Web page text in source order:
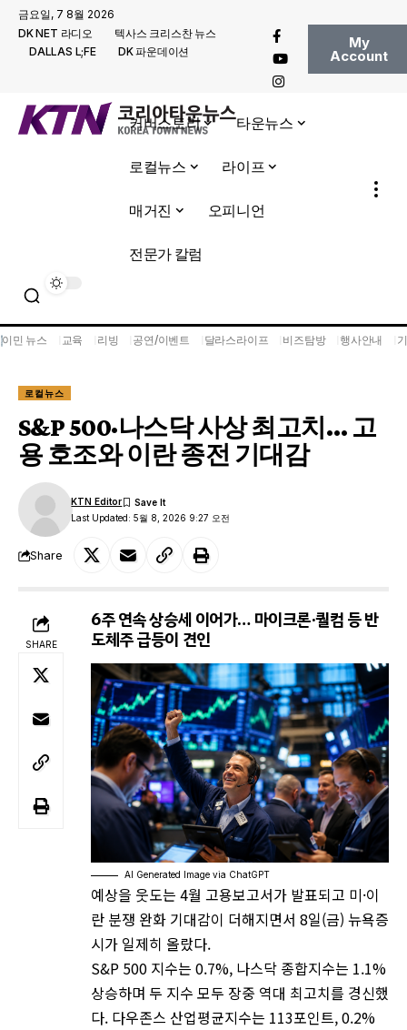
금요일, 7 8월 2026
DK NET 라디오
텍사스 크리스찬 뉴스
DALLAS L;FE
DK 파운데이션
My
Account
커버스토리 타운뉴스
로컬뉴스 라이프
매거진 오피니언
전문가 칼럼
이민 뉴스 교육 리빙 공연/이벤트 달라스라이프 비즈탐방 행사안내
로컬뉴스
S&P 500·나스닥 사상 최고치… 고
용 호조와 이란 종전 기대감
Last Updated: 5월 8, 2026 9:27 오전
KTN Editor
Share
SHARE
6주 연속 상승세 이어가… 마이크론·퀄컴 등 반
도체주 급등이 견인
AI Generated Image via ChatGPT
예상을 웃도는 4월 고용보고서가 발표되고 미·이
란 분쟁 완화 기대감이 더해지면서 8일(금) 뉴욕증
시가 일제히 올랐다.
S&P 500 지수는 0.7%, 나스닥 종합지수는 1.1%
상승하며 두 지수 모두 장중 역대 최고치를 경신했
다. 다우존스 산업평균지수는 113포인트, 0.2%